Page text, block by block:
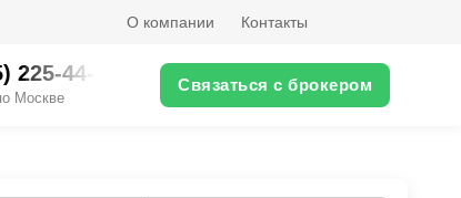
О компании Контакты
225-44-XX
Москве
Связаться с брокером